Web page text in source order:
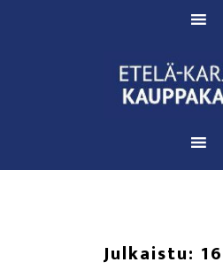
Julkaistu: